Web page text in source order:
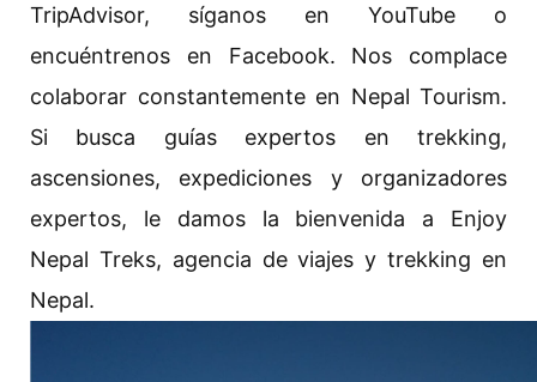
TripAdvisor, síganos en YouTube o
encuéntrenos en Facebook. Nos complace
colaborar constantemente en Nepal Tourism.
Si busca guías expertos en trekking,
ascensiones, expediciones y organizadores
expertos, le damos la bienvenida a Enjoy
Nepal Treks, agencia de viajes y trekking en
Nepal.